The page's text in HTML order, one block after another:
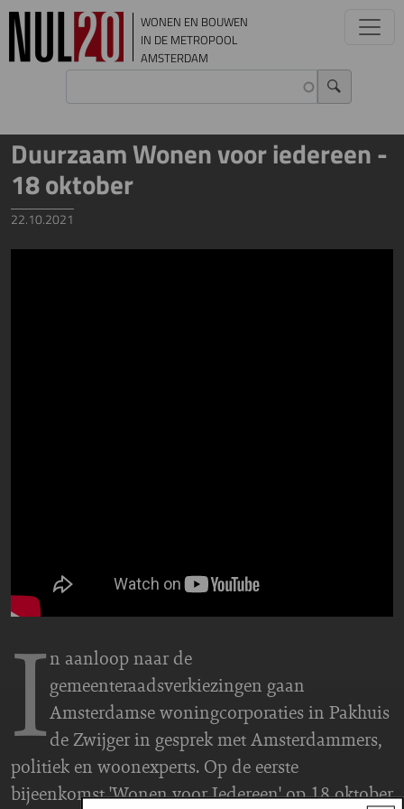
Overslaan en naar de inhoud gaan
WONEN EN BOUWEN
IN DE METROPOOL
AMSTERDAM
Duurzaam Wonen voor iedereen -
18 oktober
22.10.2021
In aanloop naar de
gemeenteraadsverkiezingen gaan
Amsterdamse woningcorporaties in Pakhuis
de Zwijger in gesprek met Amsterdammers,
politiek en woonexperts. Op de eerste
bijeenkomst 'Wonen voor Iedereen' op 18 oktober